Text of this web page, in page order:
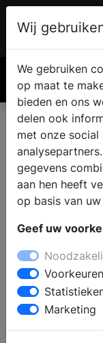
Vind een
Vlijmen
keuken gaat
informatie en
keukenstijl past
laatste
advies van een
complete
advies over
Wij
We gebruiken
op maat te
bieden en ons
delen ook
met onze
gegevens
aan hen heeft
op basis van
Geef uw
Voorkeuren
Marketing